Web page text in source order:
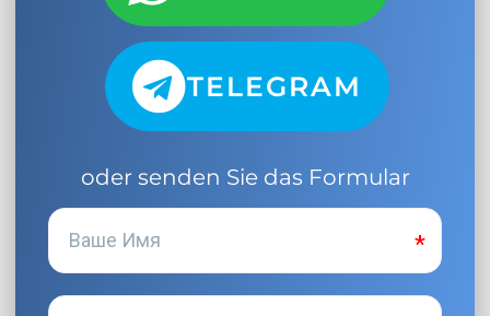
TELEGRAM
oder senden Sie das Formular